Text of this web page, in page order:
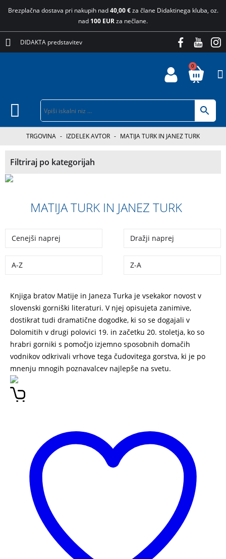
Brezplačna dostava pri nakupih nad40,00 €za člane Didaktinega kluba, oz.
nad 100 EURza nečlane.
DIDAKTA predstavitev
0
TRGOVINA - IZDELEK AVTOR - MATIJA TURK IN JANEZ TURK
Filtriraj po kategorijah
MATIJA TURK IN JANEZ TURK
Cenejši naprej Dražji naprej
A-Z Z-A
Knjiga bratov Matije in Janeza Turka je vsekakor novost v
slovenski gorniški literaturi. V njej opisujeta zanimive,
dostikrat tudi dramatične dogodke, ki so se dogajali v
Dolomitih v drugi polovici 19. in začetku 20. stoletja, ko so
hrabri gorniki s pomočjo izjemno sposobnih domačih
vodnikov odkrivali vrhove tega čudovitega gorstva, ki je po
mnenju mnogih poznavalcev najlepše na svetu.